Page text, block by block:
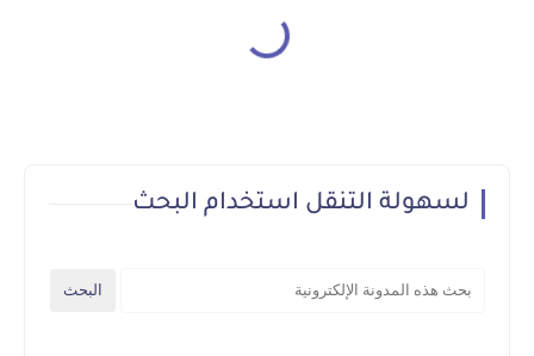
لسهولة التنقل استخدام البحث